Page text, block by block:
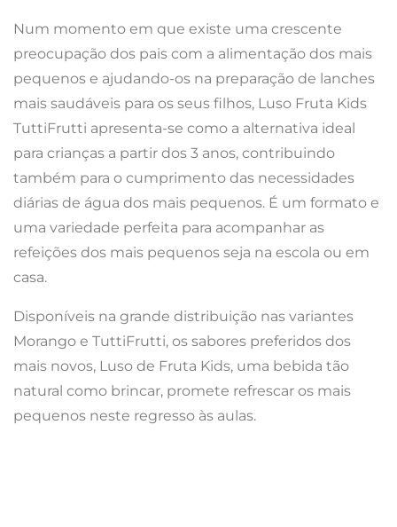
Num momento em que existe uma crescente
preocupação dos pais com a alimentação dos mais
pequenos e ajudando-os na preparação de lanches
mais saudáveis para os seus filhos, Luso Fruta Kids
TuttiFrutti apresenta-se como a alternativa ideal
para crianças a partir dos 3 anos, contribuindo
também para o cumprimento das necessidades
diárias de água dos mais pequenos. É um formato e
uma variedade perfeita para acompanhar as
refeições dos mais pequenos seja na escola ou em
casa.
Disponíveis na grande distribuição nas variantes
Morango e TuttiFrutti, os sabores preferidos dos
mais novos, Luso de Fruta Kids, uma bebida tão
natural como brincar, promete refrescar os mais
pequenos neste regresso às aulas.